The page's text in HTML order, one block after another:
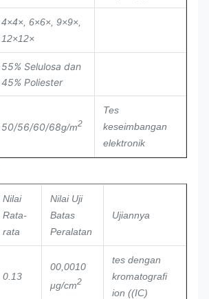
4×4×, 6×6×, 9×9×,
12×12×
55% Selulosa dan
45% Poliester
50/56/60/68g/m2
Tes
keseimbangan
elektronik
Nilai
Rata-
rata
Nilai Uji
Batas
Peralatan
Ujiannya
0.13
00,0010
μg/cm2
tes dengan
kromatografi
ion ((IC)